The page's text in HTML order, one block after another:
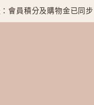
：會員積分及購物金已